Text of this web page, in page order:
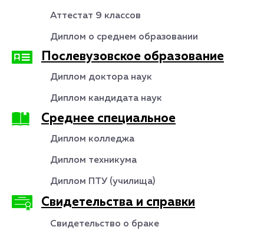
Аттестат 9 классов
Диплом о среднем образовании
Послевузовское образование
Диплом доктора наук
Диплом кандидата наук
Среднее специальное
Диплом колледжа
Диплом техникума
Диплом ПТУ (училища)
Свидетельства и справки
Свидетельство о браке